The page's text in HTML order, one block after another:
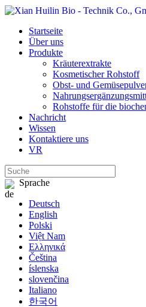
Startseite
Über uns
Produkte
Kräuterextrakte
Kosmetischer Rohstoff
Obst- und
Rohstoffe für die
Nachricht
Wissen
Kontaktiere uns
VR
Sprache
Deutsch
English
Polski
Việt Nam
Ελληνικά
Čeština
íslenska
slovenčina
Italiano
한국어